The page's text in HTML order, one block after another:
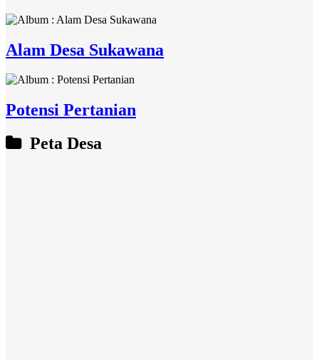
Alam Desa Sukawana
Potensi Pertanian
Peta Desa